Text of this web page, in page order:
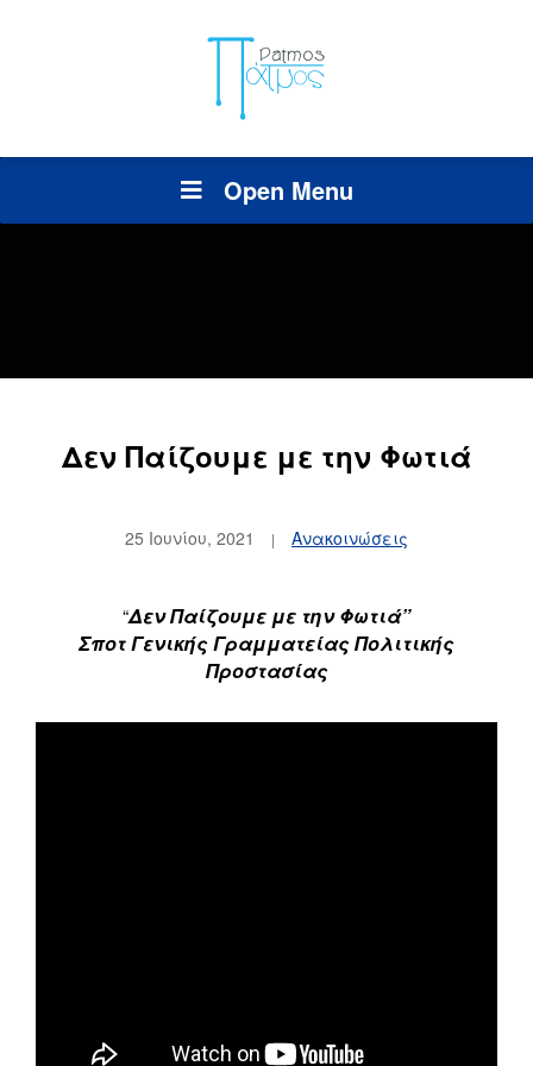
Open Menu
Δεν Παίζουμε με την Φωτιά
25 Ιουνίου, 2021 Ανακοινώσεις
“Δεν Παίζουμε με την Φωτιά”
Σποτ Γενικής Γραμματείας Πολιτικής
Προστασίας